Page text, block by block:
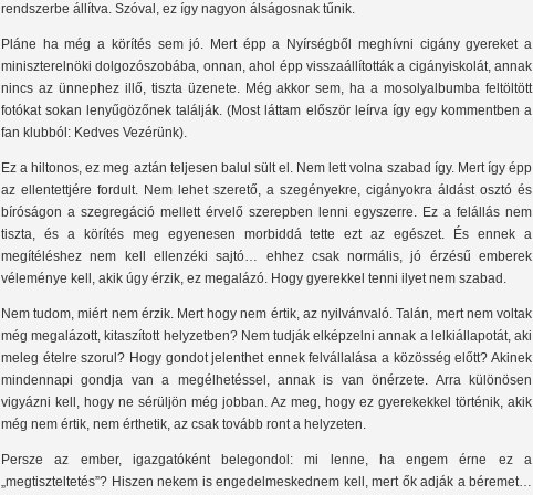
rendszerbe állítva. Szóval, ez így nagyon álságosnak tűnik.
Pláne ha még a körítés sem jó. Mert épp a Nyírségből meghívni cigány gyereket a
miniszterelnöki dolgozószobába, onnan, ahol épp visszaállították a cigányiskolát, annak
nincs az ünnephez illő, tiszta üzenete. Még akkor sem, ha a mosolyalbumba feltöltött
fotókat sokan lenyűgözőnek találják. (Most láttam először leírva így egy kommentben a
fan klubból: Kedves Vezérünk).
Ez a hiltonos, ez meg aztán teljesen balul sült el. Nem lett volna szabad így. Mert így épp
az ellentettjére fordult. Nem lehet szerető, a szegényekre, cigányokra áldást osztó és
bíróságon a szegregáció mellett érvelő szerepben lenni egyszerre. Ez a felállás nem
tiszta, és a körítés meg egyenesen morbiddá tette ezt az egészet. És ennek a
megítéléshez nem kell ellenzéki sajtó… ehhez csak normális, jó érzésű emberek
véleménye kell, akik úgy érzik, ez megalázó. Hogy gyerekkel tenni ilyet nem szabad.
Nem tudom, miért nem érzik. Mert hogy nem értik, az nyilvánvaló. Talán, mert nem voltak
még megalázott, kitaszított helyzetben? Nem tudják elképzelni annak a lelkiállapotát, aki
meleg ételre szorul? Hogy gondot jelenthet ennek felvállalása a közösség előtt? Akinek
mindennapi gondja van a megélhetéssel, annak is van önérzete. Arra különösen
vigyázni kell, hogy ne sérüljön még jobban. Az meg, hogy ez gyerekekkel történik, akik
még nem értik, nem érthetik, az csak tovább ront a helyzeten.
Persze az ember, igazgatóként belegondol: mi lenne, ha engem érne ez a
„megtiszteltetés”? Hiszen nekem is engedelmeskednem kell, mert ők adják a béremet…